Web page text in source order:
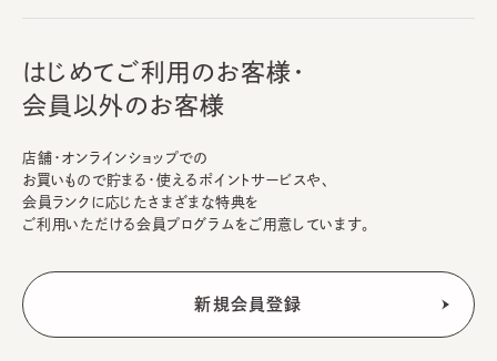
はじめてご利用のお客様・
会員以外のお客様
店舗・オンラインショップでの
お買いもので貯まる・使えるポイントサービスや、
会員ランクに応じたさまざまな特典を
ご利用いただける会員プログラムをご用意しています。